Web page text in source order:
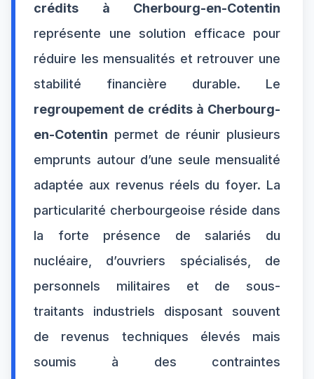
crédits à Cherbourg-en-Cotentin
représente une solution efficace pour
réduire les mensualités et retrouver une
stabilité financière durable. Le
regroupement de crédits à Cherbourg-
en-Cotentin permet de réunir plusieurs
emprunts autour d’une seule mensualité
adaptée aux revenus réels du foyer. La
particularité cherbourgeoise réside dans
la forte présence de salariés du
nucléaire, d’ouvriers spécialisés, de
personnels militaires et de sous-
traitants industriels disposant souvent
de revenus techniques élevés mais
soumis à des contraintes